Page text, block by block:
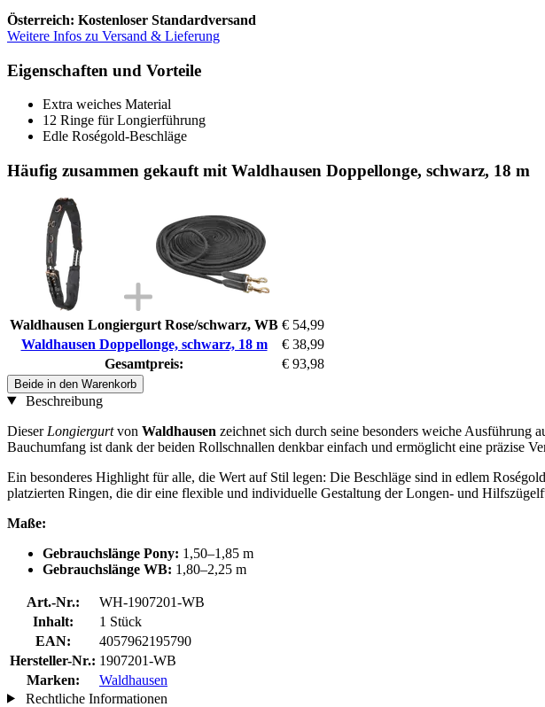
Österreich: Kostenloser Standardversand
Weitere Infos zu Versand & Lieferung
Eigenschaften und Vorteile
Extra weiches Material
12 Ringe für Longierführung
Edle Roségold-Beschläge
Häufig zusammen gekauft mit Waldhausen Doppellonge, schwarz, 18 m
Waldhausen Longiergurt Rose/schwarz, WB € 54,99
Waldhausen Doppellonge, schwarz, 18 m
€ 38,99
Gesamtpreis:
€ 93,98
Beide in den Warenkorb
Beschreibung
Dieser Longiergurtvon Waldhausen zeichnet sich durch seine besonders weiche Ausführung
Bauchumfang ist dank der beiden Rollschnallen denkbar einfach und ermöglicht eine präzise
Ein besonderes Highlight für alle, die Wert auf Stil legen: Die Beschläge sind in edlem
platzierten Ringen, die dir eine flexible und individuelle Gestaltung der Longen- und
Maße:
Gebrauchslänge Pony: 1,50–1,85 m
Gebrauchslänge WB: 1,80–2,25 m
Art.-Nr.:
WH-1907201-WB
Inhalt:
1 Stück
EAN:
4057962195790
Hersteller-Nr.: 1907201-WB
Marken:
Waldhausen
Rechtliche Informationen